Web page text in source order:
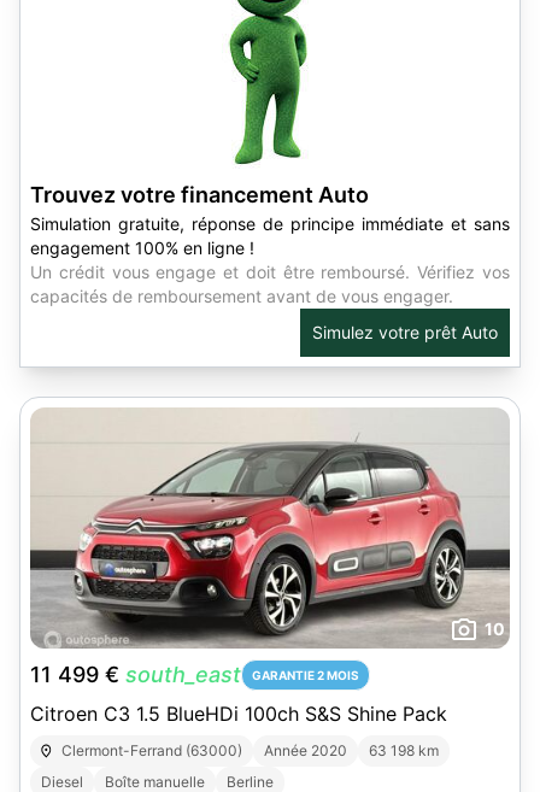
Trouvez votre financement Auto
Simulation gratuite, réponse de principe immédiate et sans
engagement 100% en ligne !
Un crédit vous engage et doit être remboursé. Vérifiez vos
capacités de remboursement avant de vous engager.
Simulez votre prêt Auto
10
11 499 € south_east GARANTIE 2 MOIS
Citroen C3 1.5 BlueHDi 100ch S&S Shine Pack
Clermont-Ferrand (63000) Année 2020
63 198 km
Diesel
Boîte manuelle Berline